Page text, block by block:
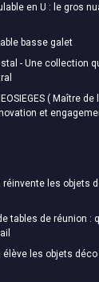
en U : le gros
basse galet
- Une collection
( Maître
et
les objets
tables de réunion :
les objets